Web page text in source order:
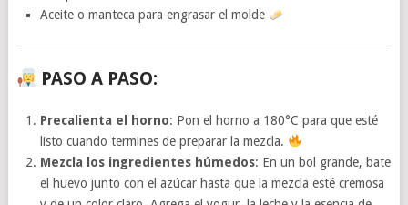
Aceite o manteca para engrasar el molde
PASO A PASO:
Precalienta el horno: Pon el horno a 180°C para que esté
listo cuando termines de preparar la mezcla.
Mezcla los ingredientes húmedos: En un bol grande, bate
el huevo junto con el azúcar hasta que la mezcla esté cremosa